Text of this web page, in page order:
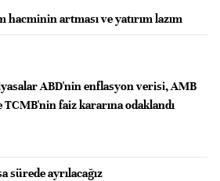
artması ve yatırım lazım
ABD'nin enflasyon verisi, AMB
TCMB'nin faiz kararına odaklandı
sürede ayrılacağız